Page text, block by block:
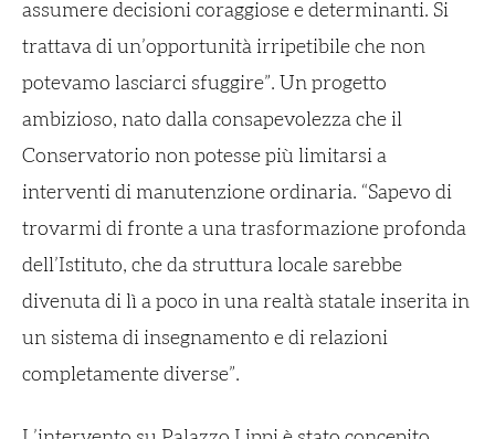
assumere decisioni coraggiose e determinanti. Si
trattava di un’opportunità irripetibile che non
potevamo lasciarci sfuggire”. Un progetto
ambizioso, nato dalla consapevolezza che il
Conservatorio non potesse più limitarsi a
interventi di manutenzione ordinaria. “Sapevo di
trovarmi di fronte a una trasformazione profonda
dell’Istituto, che da struttura locale sarebbe
divenuta di lì a poco in una realtà statale inserita in
un sistema di insegnamento e di relazioni
completamente diverse”.